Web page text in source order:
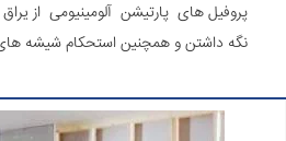
پروفیل های پارتیشن آلومینیومی از
نگه داشتن و همچنین استحکام شیشه